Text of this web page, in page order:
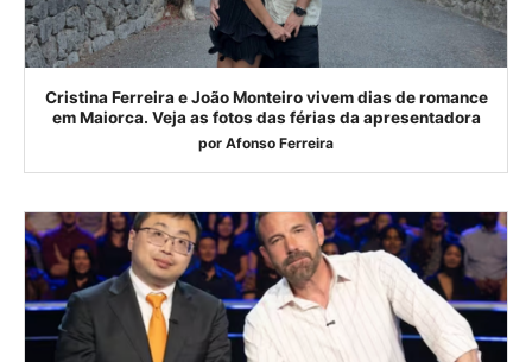
Cristina Ferreira e João Monteiro vivem dias de romance
em Maiorca. Veja as fotos das férias da apresentadora
por Afonso Ferreira